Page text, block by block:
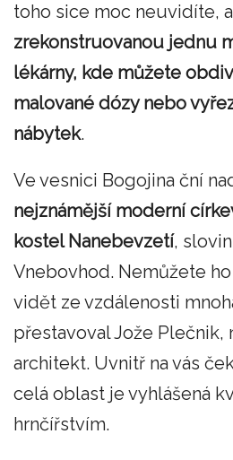
toho sice moc neuvidíte,
zrekonstruovanou jednu
lékárny, kde můžete
malované dózy nebo
nábytek.
Ve vesnici Bogojina ční
nejznámější moderní
kostel Nanebevzetí,
Vnebovhod. Nemůžete
vidět ze vzdálenosti
přestavoval Jože Plečnik,
architekt. Uvnitř na vás
celá oblast je vyhlášená
hrnčířstvím.